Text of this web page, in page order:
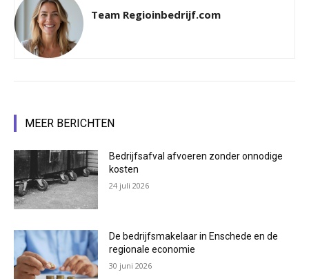
Team Regioinbedrijf.com
MEER BERICHTEN
Bedrijfsafval afvoeren zonder onnodige
kosten
24 juli 2026
De bedrijfsmakelaar in Enschede en de
regionale economie
30 juni 2026